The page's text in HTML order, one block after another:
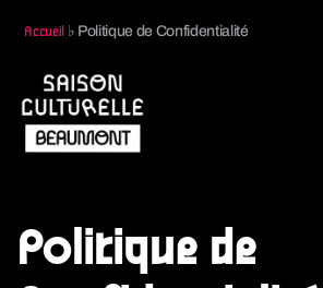
Accueil ♭ Politique de Confidentialité
Politique de